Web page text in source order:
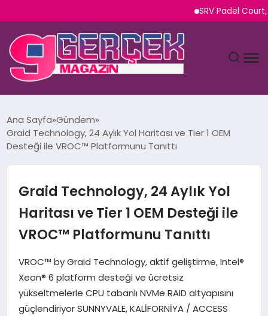
SRV Padel Court,
YAŞAM
SAĞLIK
SIYASET
EKONOMI
Ana Sayfa Gündem
Graid Technology, 24 Aylık Yol Haritası ve Tier 1 OEM
Desteği ile VROC™ Platformunu Tanıttı
Graid Technology, 24 Aylık Yol
Haritası ve Tier 1 OEM Desteği ile
VROC™ Platformunu Tanıttı
VROC™ by Graid Technology, aktif geliştirme, Intel®
Xeon® 6 platform desteği ve ücretsiz
yükseltmelerle CPU tabanlı NVMe RAID altyapısını
güçlendiriyor SUNNYVALE, KALİFORNİYA / ACCESS